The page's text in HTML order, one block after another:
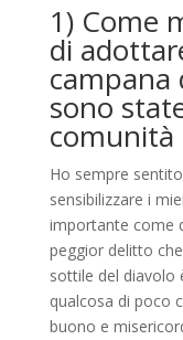
1) Come
di
campana
sono
comunità
Ho sempre
sensibilizzare i
importante come
peggior delitto
sottile del diavolo
qualcosa di poco
buono e